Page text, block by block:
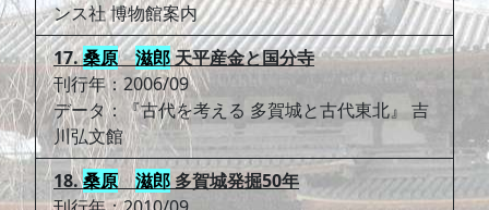
ンス社 博物館案内
17.桑原 滋郎天平産金と国分寺
刊行年：2006/09
データ：『古代を考える 多賀城と古代東北』 吉
川弘文館
18.桑原 滋郎 多賀城発掘50年